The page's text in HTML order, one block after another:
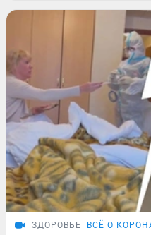
ЗДОРОВЬЕ ВСЁ О